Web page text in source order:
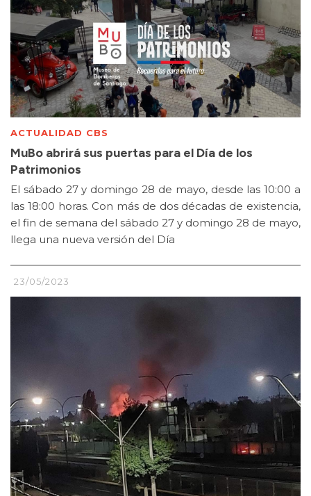
ACTUALIDAD CBS
MuBo abrirá sus puertas para el Día de los
Patrimonios
El sábado 27 y domingo 28 de mayo, desde las 10:00 a
las 18:00 horas. Con más de dos décadas de existencia,
el fin de semana del sábado 27 y domingo 28 de mayo,
llega una nueva versión del Día
23/05/2023